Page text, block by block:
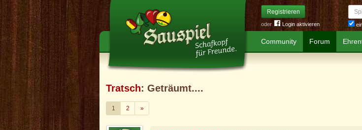
Registrieren
oder Login aktivieren
Community Forum
Tratsch: Geträumt....
1 2 »Weiter